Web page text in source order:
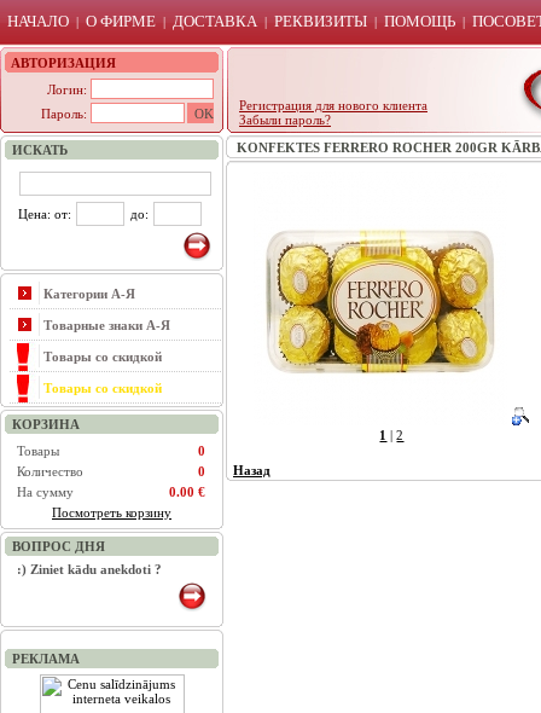
НАЧАЛО | О ФИРМЕ | ДОСТАВКА | РЕКВИЗИТЫ | ПОМОЩЬ |
АВТОРИЗАЦИЯ
Логин:
Пароль:
Регистрация для нового клиента
Забыли пароль?
ИСКАТЬ
Цена: от: до:
Категории А-Я
Товарные знаки А-Я
Товары со скидкой
Товары со скидкой
КОРЗИНА
Товары
0
Количество
0
На сумму
0.00 €
Посмотреть корзину
ВОПРОС ДНЯ
:) Ziniet kādu anekdoti ?
РЕКЛАМА
KONFEKTES FERRERO ROCHER 200GR
1 |2
Назад